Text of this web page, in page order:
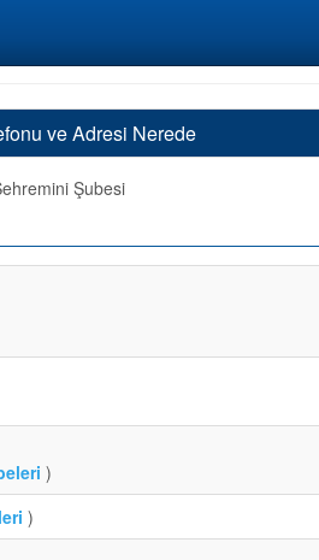
ve Adresi Nerede
Şubesi
)
)